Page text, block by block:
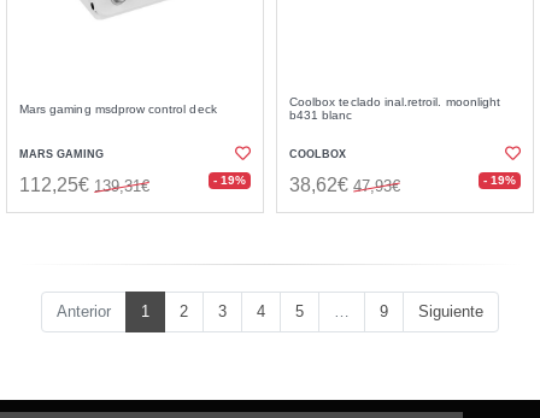
Mars gaming msdprow control deck
MARS GAMING
112,25€ 139,31€ - 19%
Coolbox teclado inal.retroil. moonlight
b431 blanc
COOLBOX
38,62€ 47,93€ - 19%
Anterior 1 2 3 4 5 … 9 Siguiente